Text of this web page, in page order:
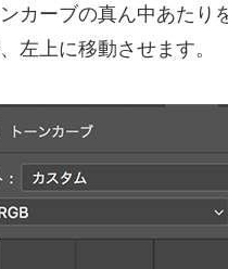
カーブの真ん中あたり
左上に移動させます。